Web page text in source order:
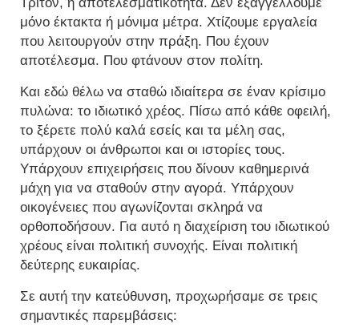
Τρίτον, η αποτελεσματικότητα. Δεν εξαγγέλλουμε
μόνο έκτακτα ή μόνιμα μέτρα. Χτίζουμε εργαλεία
που λειτουργούν στην πράξη. Που έχουν
αποτέλεσμα. Που φτάνουν στον πολίτη.
Και εδώ θέλω να σταθώ ιδιαίτερα σε έναν κρίσιμο
πυλώνα: το ιδιωτικό χρέος. Πίσω από κάθε οφειλή,
το ξέρετε πολύ καλά εσείς και τα μέλη σας,
υπάρχουν οι άνθρωποι και οι ιστορίες τους.
Υπάρχουν επιχειρήσεις που δίνουν καθημερινά
μάχη για να σταθούν στην αγορά. Υπάρχουν
οικογένειες που αγωνίζονται σκληρά να
ορθοποδήσουν. Για αυτό η διαχείριση του ιδιωτικού
χρέους είναι πολιτική συνοχής. Είναι πολιτική
δεύτερης ευκαιρίας.
Σε αυτή την κατεύθυνση, προχωρήσαμε σε τρεις
σημαντικές παρεμβάσεις: